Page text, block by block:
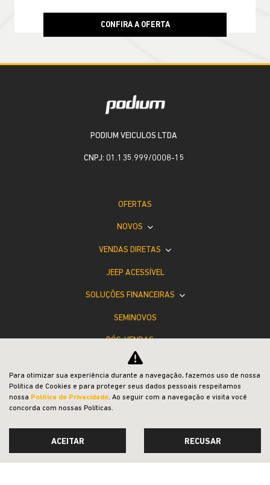
CONFIRA A OFERTA
PODIUM VEICULOS LTDA
CNPJ: 01.135.999/0008-15
OFERTAS
NOVOS
VENDAS DIRETAS
JEEP ACESSÍVEL
SOLUÇÕES FINANCEIRAS
SEMINOVOS
PÓS-VENDAS
INSTITUCIONAL
COMPARATIVO
Para otimizar sua experiência durante a navegação, fazemos uso de nossa
Política de Cookies e para proteger seus dados pessoais respeitamos
nossa Política de Privacidade. Ao seguir com a navegação e visita você
concorda com nossas Políticas.
ACEITAR RECUSAR